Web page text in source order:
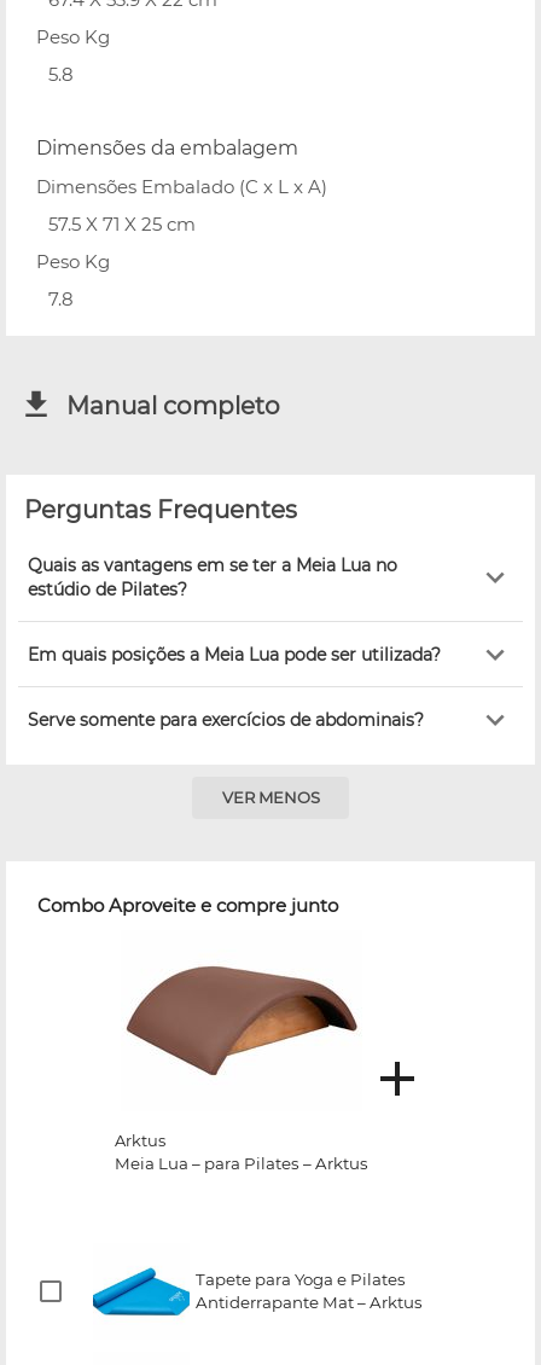
Peso Kg
5.8
Dimensões da embalagem
Dimensões Embalado (C x L x A)
57.5 X 71 X 25 cm
Peso Kg
7.8
Manual completo
Perguntas Frequentes
Quais as vantagens em se ter a Meia Lua no
estúdio de Pilates?
Em quais posições a Meia Lua pode ser utilizada?
Serve somente para exercícios de abdominais?
VER MENOS
Combo Aproveite e compre junto
Arktus
Meia Lua – para Pilates – Arktus
Tapete para Yoga e Pilates
Antiderrapante Mat – Arktus